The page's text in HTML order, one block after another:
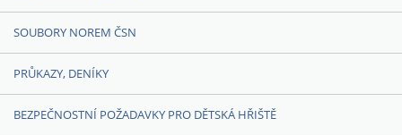
SOUBORY NOREM ČSN
PRŮKAZY, DENÍKY
BEZPEČNOSTNÍ POŽADAVKY PRO DĚTSKÁ HŘIŠTĚ